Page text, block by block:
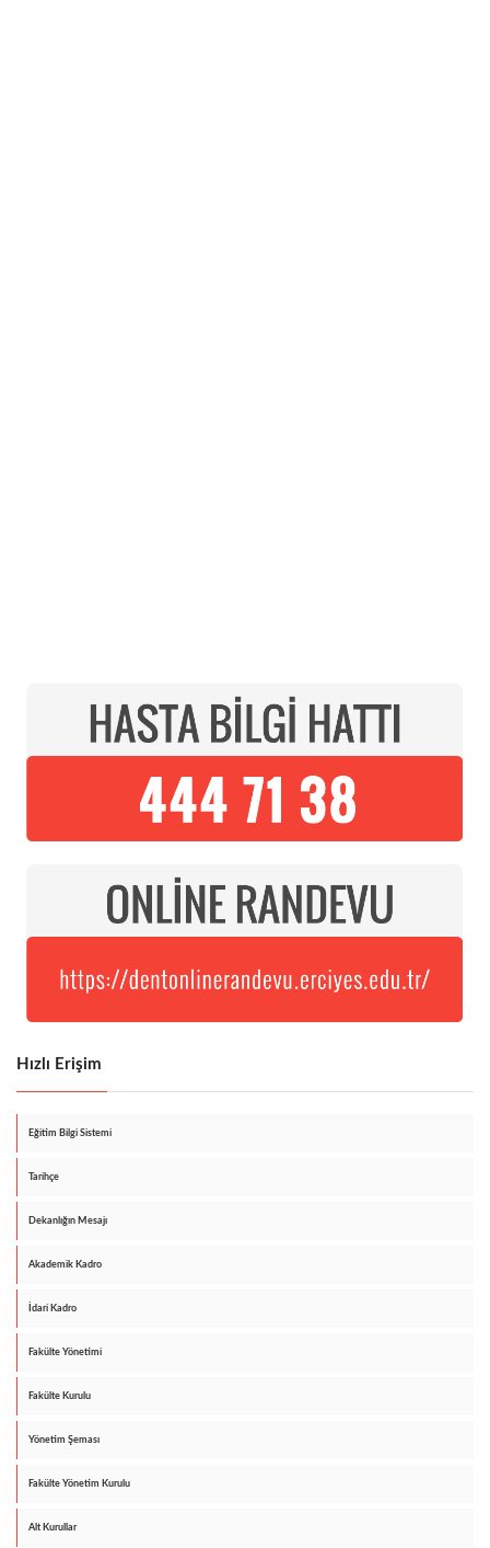
Hızlı Erişim
Eğitim Bilgi Sistemi
Tarihçe
Dekanlığın Mesajı
Akademik Kadro
İdari Kadro
Fakülte Yönetimi
Fakülte Kurulu
Yönetim Şeması
Fakülte Yönetim Kurulu
Alt Kurullar